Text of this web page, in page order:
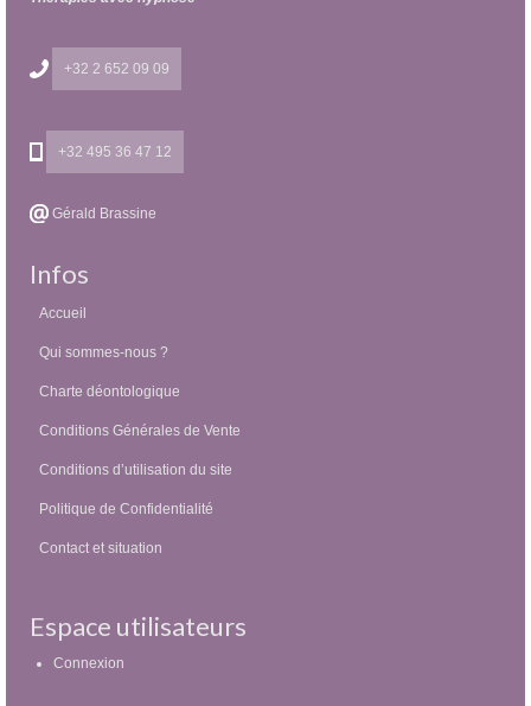
+32 2 652 09 09
+32 495 36 47 12
Gérald Brassine
Infos
Accueil
Qui sommes-nous ?
Charte déontologique
Conditions Générales de Vente
Conditions d’utilisation du site
Politique de Confidentialité
Contact et situation
Espace utilisateurs
Connexion